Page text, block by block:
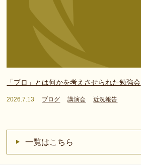
「プロ」とは何かを考えさせられた勉強会
2026.7.13 ブログ 講演会 近況報告
一覧はこちら